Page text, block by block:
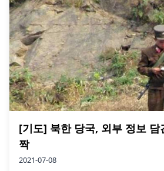
[기도] 북한 당국, 외부 정보 담
짝
2021-07-08